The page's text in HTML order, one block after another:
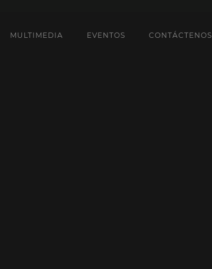
MULTIMEDIA EVENTOS CONTÁCTENOS